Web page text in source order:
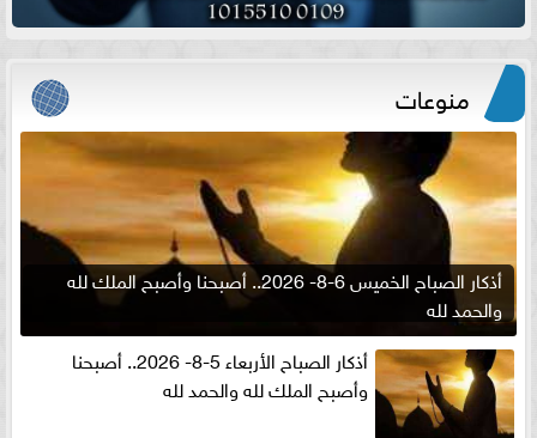
منوعات
أذكار الصباح الخميس 6-8- 2026.. أصبحنا وأصبح الملك لله
والحمد لله
أذكار الصباح الأربعاء 5-8- 2026.. أصبحنا
وأصبح الملك لله والحمد لله